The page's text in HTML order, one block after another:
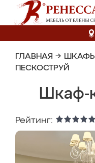
ГЛАВНАЯ →
ПЕСКОСТРУЙ
Шкаф-
Рейтинг: